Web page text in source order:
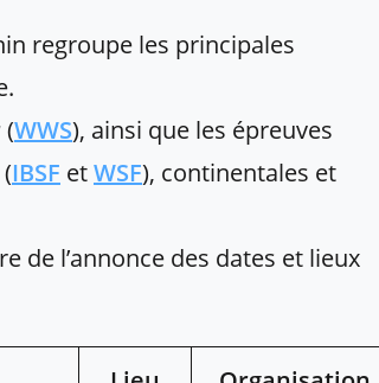
regroupe les principales
(WWS), ainsi que les épreuves
IBSF etWSF), continentales et
de l’annonce des dates et lieux